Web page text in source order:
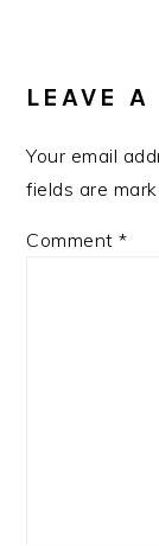
LEAVE A
Your email
fields are
Comment*